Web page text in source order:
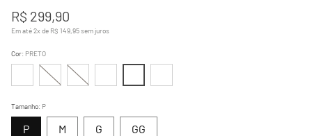
R$ 299,90
Em até2x de R$ 149 95sem juros
Tamanho: P
G GG
M
P
Cor: PRETO